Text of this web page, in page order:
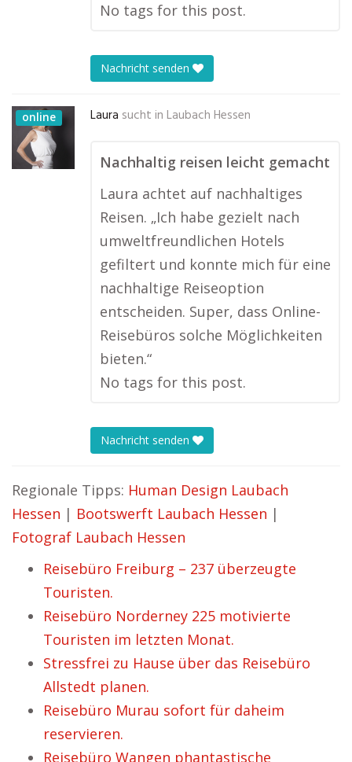
No tags for this post.
Nachricht senden
online Laura sucht in Laubach Hessen
Nachhaltig reisen leicht gemacht
Laura achtet auf nachhaltiges
Reisen. „Ich habe gezielt nach
umweltfreundlichen Hotels
gefiltert und konnte mich für eine
nachhaltige Reiseoption
entscheiden. Super, dass Online-
Reisebüros solche Möglichkeiten
bieten.“
No tags for this post.
Nachricht senden
Regionale Tipps: Human Design Laubach
Hessen | Bootswerft Laubach Hessen |
Fotograf Laubach Hessen
Reisebüro Freiburg – 237 überzeugte
Touristen.
Reisebüro Norderney 225 motivierte
Touristen im letzten Monat.
Stressfrei zu Hause über das Reisebüro
Allstedt planen.
Reisebüro Murau sofort für daheim
reservieren.
Reisebüro Wangen phantastische